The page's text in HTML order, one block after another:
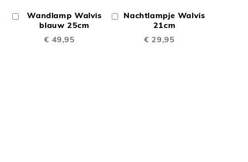
Wandlamp Walvis
blauw 25cm
€ 49,95
Winkelwagen
TE
Nachtlampje Walvis
21cm
€ 29,95
In
Winkelwagen